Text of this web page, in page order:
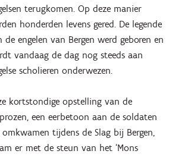
terugkomen. Op deze manier
honderden levens gered. De legende
de engelen van Bergen werd geboren en
vandaag de dag nog steeds aan
scholieren onderwezen.
kortstondige opstelling van de
een eerbetoon aan de soldaten
tijdens de Slag bij Bergen,
er met de steun van het ‘Mons